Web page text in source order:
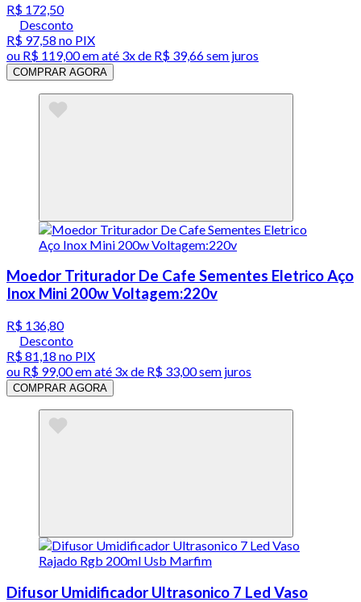
R$ 172,50
Desconto
R$ 97,58 no PIX
ou R$ 119,00em até 3x de R$ 39,66 sem juros
COMPRAR AGORA
Moedor Triturador De Cafe Sementes Eletrico Aço
Inox Mini 200w Voltagem:220v
R$ 136,80
Desconto
R$ 81,18 no PIX
ou R$ 99,00em até 3x de R$ 33,00 sem juros
COMPRAR AGORA
Difusor Umidificador Ultrasonico 7 Led Vaso